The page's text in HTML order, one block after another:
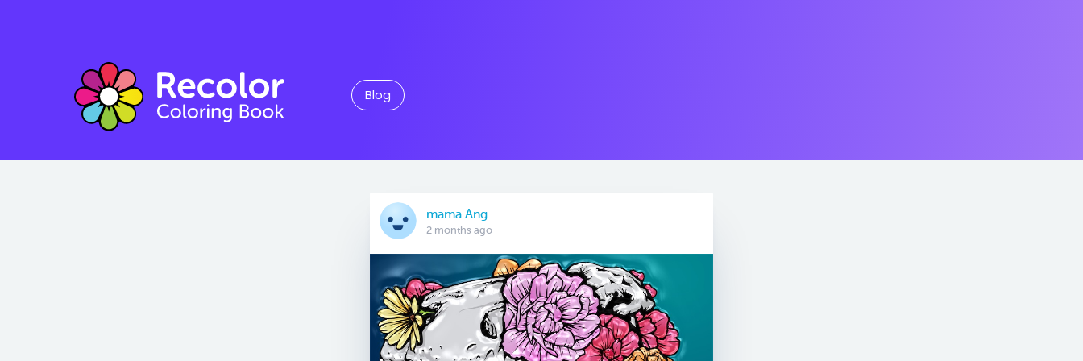
Blog
mama Ang
2 months ago